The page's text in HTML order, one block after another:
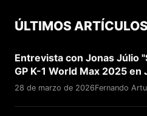
ÚLTIMOS ARTÍCULOS
Entrevista con Jonas Júlio
GP K-1 World Max 2025 en
28 de marzo de 2026Fernando